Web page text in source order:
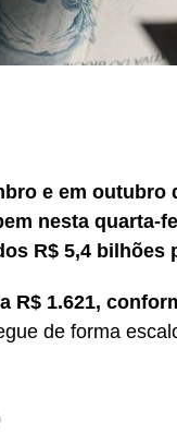
e em outubro
nesta quarta-
R$ 5,4 bilhões
R$ 1.621,
de forma